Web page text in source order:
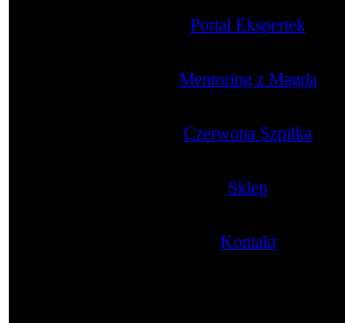
Portal Ekspertek
Mentoring z Magdą
Czerwona Szpilka
Sklep
Kontakt